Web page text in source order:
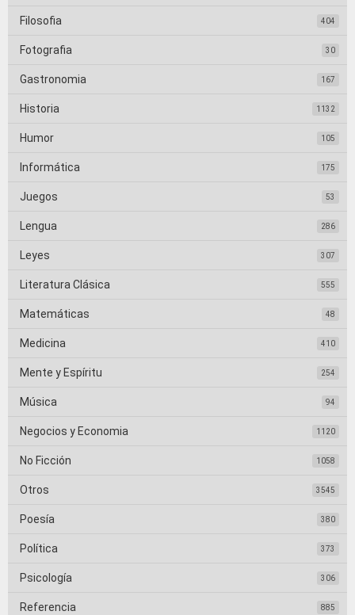
Filosofia 404
Fotografia 30
Gastronomia 167
Historia 1132
Humor 105
Informática 175
Juegos 53
Lengua 286
Leyes 307
Literatura Clásica 555
Matemáticas 48
Medicina 410
Mente y Espíritu 254
Música 94
Negocios y Economia 1120
No Ficción 1058
Otros 3545
Poesía 380
Política 373
Psicología 306
Referencia 885